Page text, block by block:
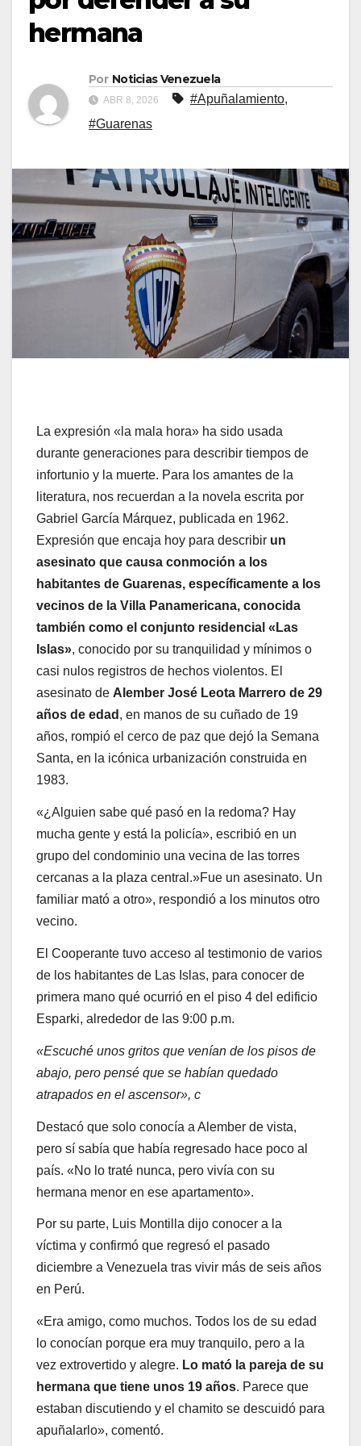
hermana
Por Noticias Venezuela
ABR 8, 2026 #Apuñalamiento,
#Guarenas
La expresión «la mala hora» ha sido usada
durante generaciones para describir tiempos de
infortunio y la muerte. Para los amantes de la
literatura, nos recuerdan a la novela escrita por
Gabriel García Márquez, publicada en 1962.
Expresión que encaja hoy para describir un
asesinato que causa conmoción a los
habitantes de Guarenas, específicamente a los
vecinos de la Villa Panamericana, conocida
también como el conjunto residencial «Las
Islas», conocido por su tranquilidad y mínimos o
casi nulos registros de hechos violentos. El
asesinato de Alember José Leota Marrero de 29
años de edad , en manos de su cuñado de 19
años, rompió el cerco de paz que dejó la Semana
Santa, en la icónica urbanización construida en
1983.
«¿Alguien sabe qué pasó en la redoma? Hay
mucha gente y está la policía», escribió en un
grupo del condominio una vecina de las torres
cercanas a la plaza central.»Fue un asesinato. Un
familiar mató a otro», respondió a los minutos otro
vecino.
El Cooperante tuvo acceso al testimonio de varios
de los habitantes de Las Islas, para conocer de
primera mano qué ocurrió en el piso 4 del edificio
Esparki, alrededor de las 9:00 p.m.
«Escuché unos gritos que venían de los pisos de
abajo, pero pensé que se habían quedado
atrapados en el ascensor», c
Destacó que solo conocía a Alember de vista,
pero sí sabía que había regresado hace poco al
país. «No lo traté nunca, pero vivía con su
hermana menor en ese apartamento».
Por su parte, Luis Montilla dijo conocer a la
víctima y confirmó que regresó el pasado
diciembre a Venezuela tras vivir más de seis años
en Perú.
«Era amigo, como muchos. Todos los de su edad
lo conocían porque era muy tranquilo, pero a la
vez extrovertido y alegre. Lo mató la pareja de su
hermana que tiene unos 19 años. Parece que
estaban discutiendo y el chamito se descuidó para
apuñalarlo», comentó.